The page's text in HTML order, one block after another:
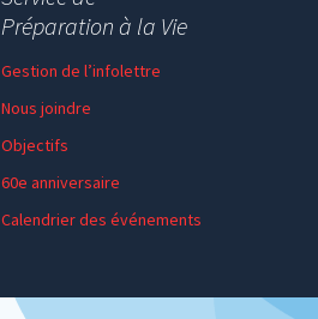
Préparation à la Vie
Gestion de l’infolettre
Nous joindre
Objectifs
60e anniversaire
Calendrier des événements
Thème de l’année